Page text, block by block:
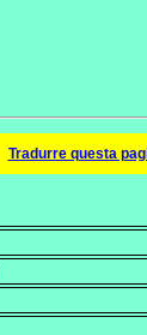
Tradurre questa